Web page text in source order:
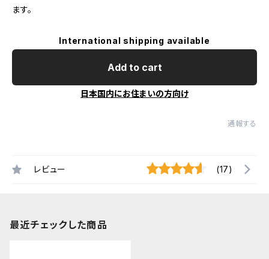
ます。
International shipping available
Add to cart
日本国内にお住まいの方向け
通報する
レビュー (17)
最近チェックした商品